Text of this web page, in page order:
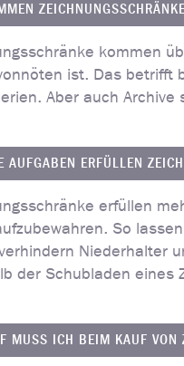
kommen
ist. Das betrifft
Aber auch
AUFGABEN ERFÜLLEN
erfüllen
So
Niederhalter
der Schubladen eines
MUSS ICH BEIM KAUF VON